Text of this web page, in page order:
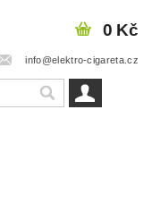
info@elektro-cigareta.cz
0 Kč